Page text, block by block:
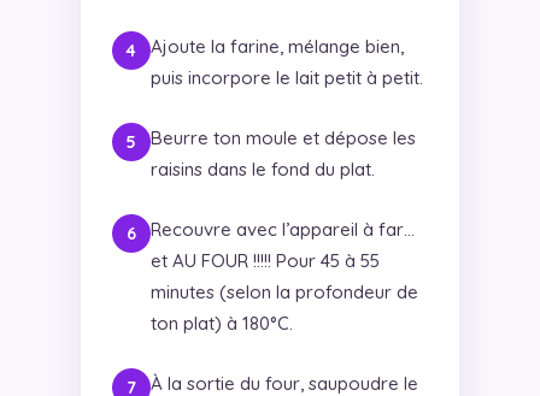
Ajoute la farine, mélange bien,
puis incorpore le lait petit à petit.
Beurre ton moule et dépose les
raisins dans le fond du plat.
Recouvre avec l’appareil à far…
et AU FOUR !!!!! Pour 45 à 55
minutes (selon la profondeur de
ton plat) à 180°C.
À la sortie du four, saupoudre le